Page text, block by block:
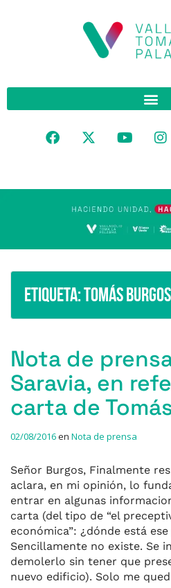
Etiqueta:Tomás Burgos
Nota de
Saravia, en
carta de
02/08/2016en Nota de prensa
Señor Burgos, Finalmente
aclara, en mi opinión, lo
entrar en algunas
carta (del tipo de “el
económica”: ¿dónde está
Sencillamente no existe. Se
demolerlo sin tener que
nuevo edificio). Solo me